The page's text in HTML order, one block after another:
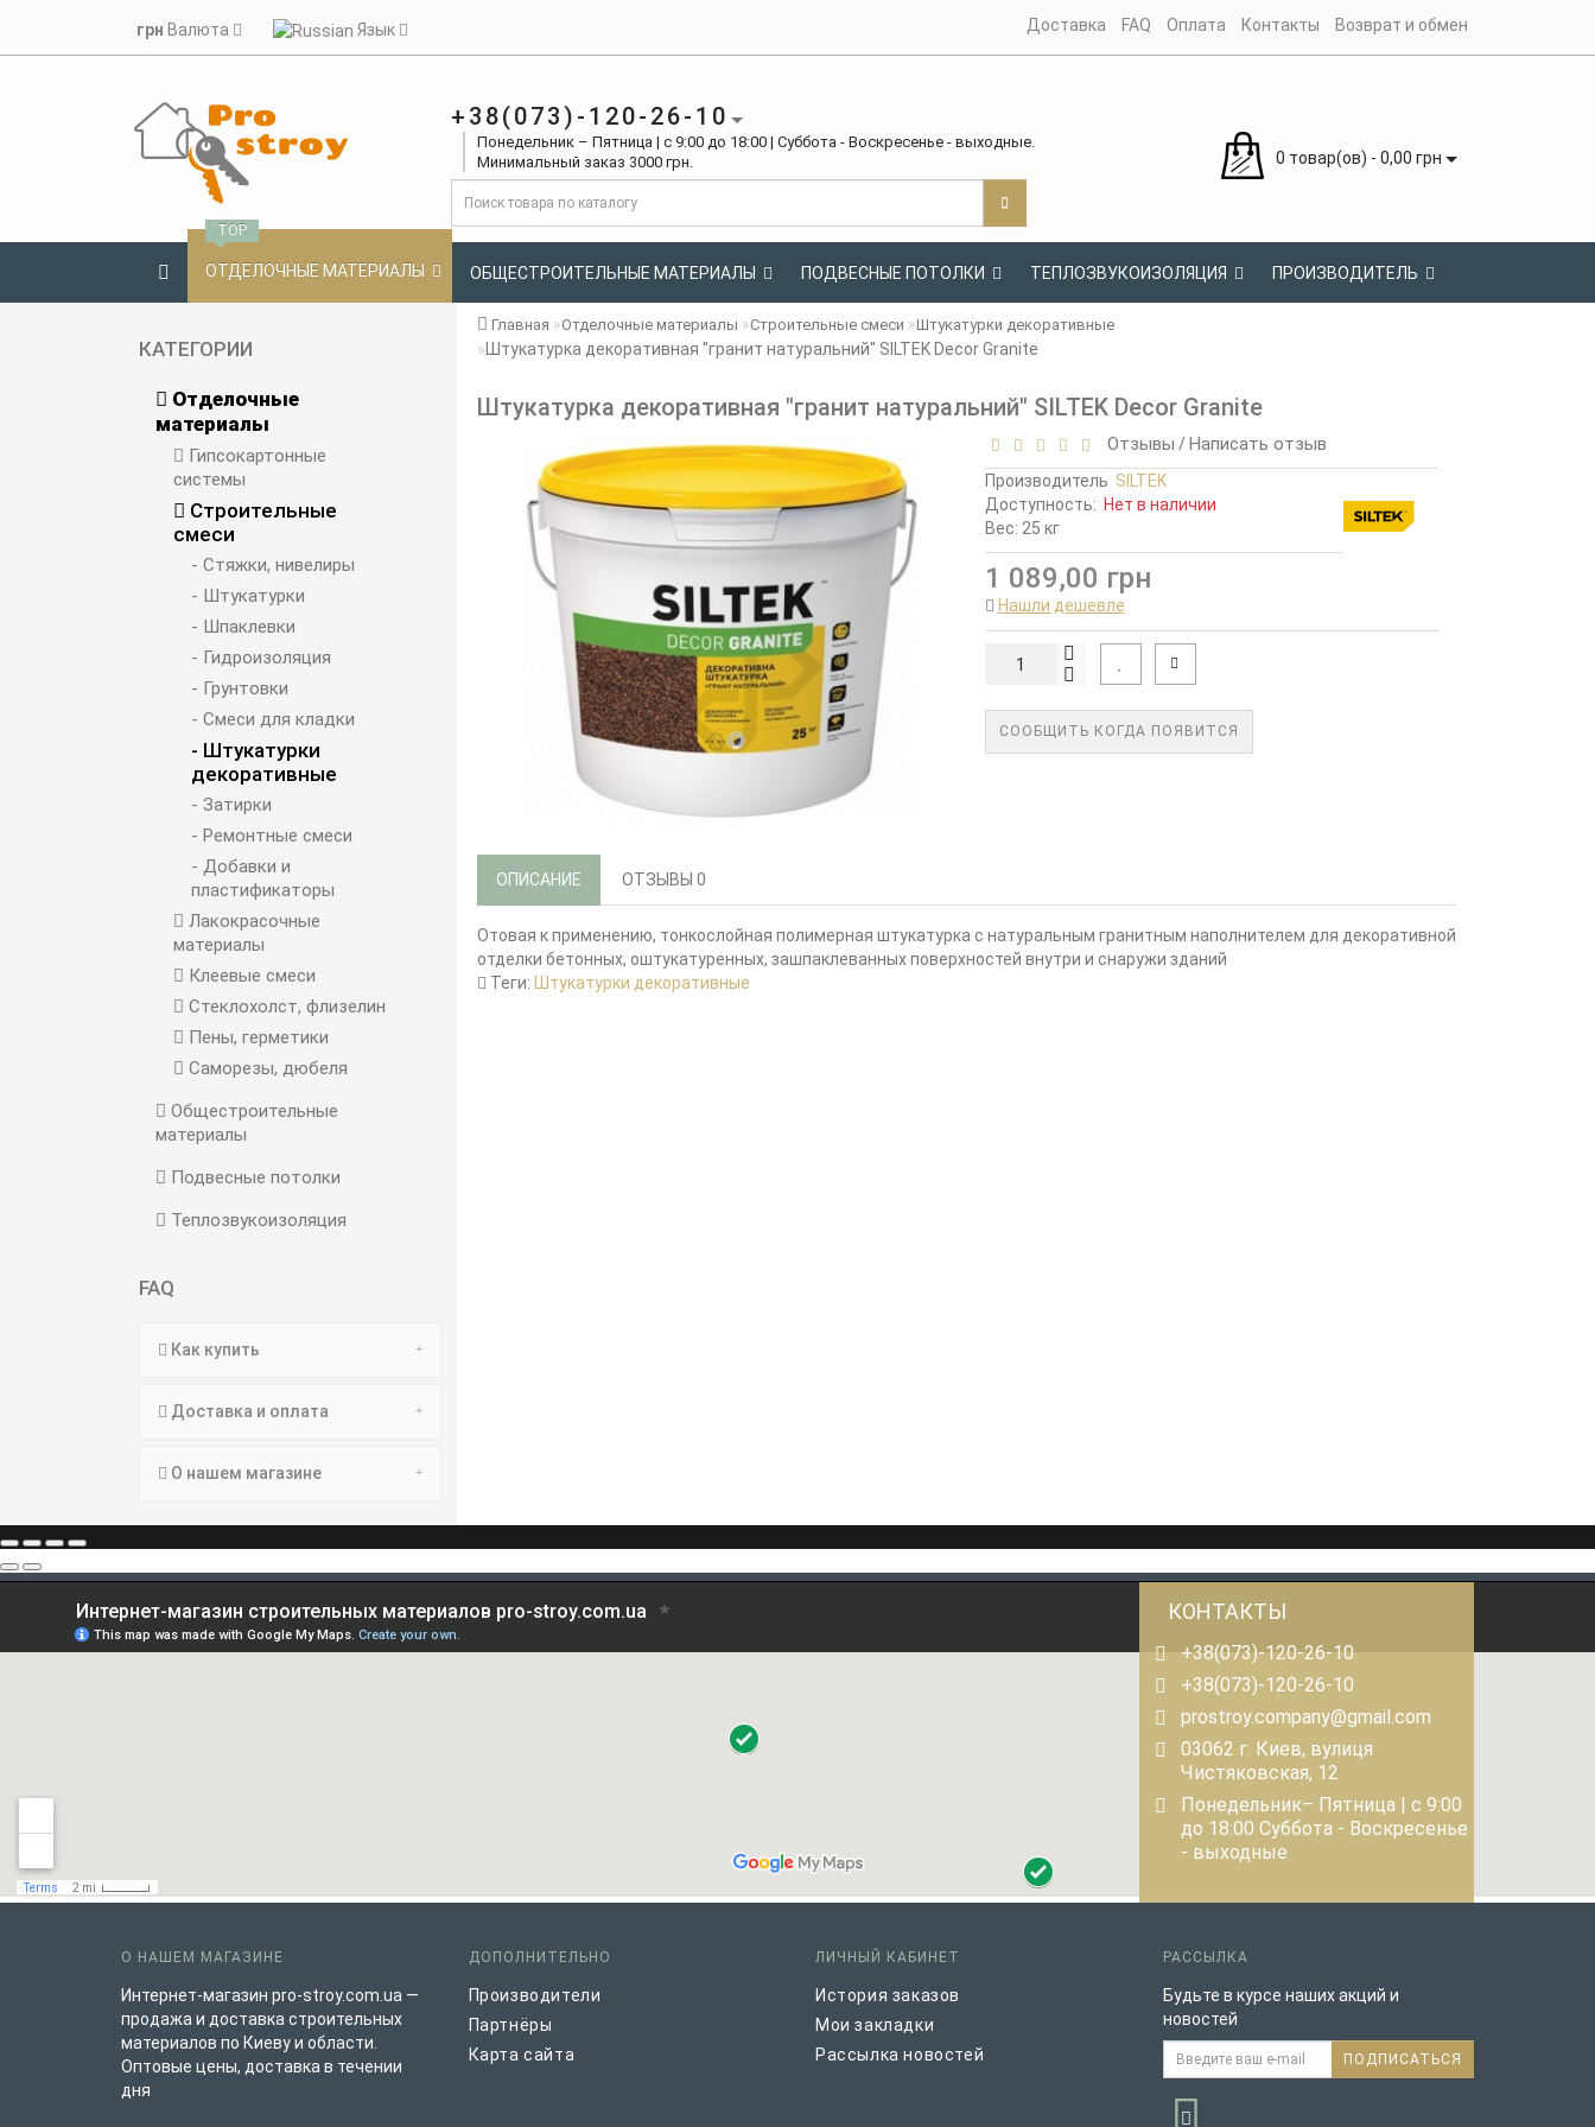
грн Валюта Язык Доставка FAQ Оплата Контакты Возврат и обмен
+38(073)-120-26-10
Понедельник – Пятница | с 9:00 до 18:00 | Суббота - Воскресенье - выходные.
Минимальный заказ 3000 грн.
0 товар(ов) - 0,00 грн
ОТДЕЛОЧНЫЕ МАТЕРИАЛЫ
TOP
ОБЩЕСТРОИТЕЛЬНЫЕ МАТЕРИАЛЫ ПОДВЕСНЫЕ ПОТОЛКИ ТЕПЛОЗВУКОИЗОЛЯЦИЯ ПРОИЗВОДИТЕЛЬ
КАТЕГОРИИ
Отделочные
материалы
Гипсокартонные
системы
Строительные
смеси
- Стяжки, нивелиры
- Штукатурки
- Шпаклевки
- Гидроизоляция
- Грунтовки
- Смеси для кладки
- Штукатурки
декоративные
- Затирки
- Ремонтные смеси
- Добавки и
пластификаторы
Лакокрасочные
материалы
Клеевые смеси
Стеклохолст, флизелин
Пены, герметики
Саморезы, дюбеля
Общестроительные
материалы
Подвесные потолки
Теплозвукоизоляция
FAQ
Как купить
Доставка и оплата
О нашем магазине
Главная Отделочные материалы Строительные смеси Штукатурки декоративные
Штукатурка декоративная "гранит натуральний" SILTEK Dеcor Granite
Штукатурка декоративная "гранит натуральний" SILTEK Dеcor Granite
Отзывы / Написать отзыв
Производитель SILTEK
Доступность: Нет в наличии
Вес: 25 кг
1 089,00 грн
Нашли дешевле
СООБЩИТЬ КОГДА ПОЯВИТСЯ
ОПИСАНИЕ ОТЗЫВЫ 0
Отовая к применению, тонкослойная полимерная штукатурка с натуральным гранитным наполнителем для декоративной
отделки бетонных, оштукатуренных, зашпаклеванных поверхностей внутри и снаружи зданий
Теги:
Штукатурки декоративные
КОНТАКТЫ
+38(073)-120-26-10
+38(073)-120-26-10
prostroy.company@gmail.com
03062 г. Киев, вулиця
Чистяковская, 12
Понедельник– Пятница | с 9:00
до 18:00 Суббота - Воскресенье
- выходные
О НАШЕМ МАГАЗИНЕ
Интернет-магазин pro-stroy.com.ua —
продажа и доставка строительных
материалов по Киеву и области.
Оптовые цены, доставка в течении
дня
ДОПОЛНИТЕЛЬНО
Производители
Партнёры
Карта сайта
ЛИЧНЫЙ КАБИНЕТ
История заказов
Мои закладки
Рассылка новостей
РАССЫЛКА
Будьте в курсе наших акций и
новостей
ПОДПИСАТЬСЯ